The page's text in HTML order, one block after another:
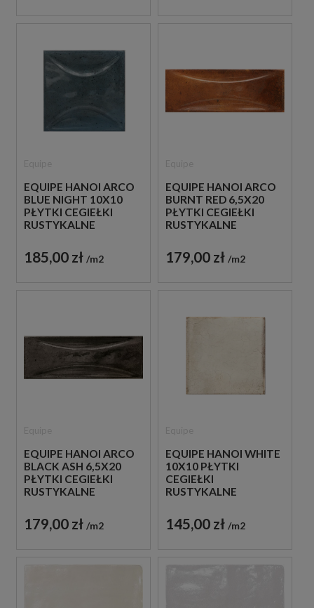
EQUIPE HANOI ARCO
BLUE NIGHT 10X10
PŁYTKI CEGIEŁKI
RUSTYKALNE
185,00 zł m2
EQUIPE HANOI ARCO
BURNT RED 6,5X20
PŁYTKI CEGIEŁKI
RUSTYKALNE
179,00 zł m2
EQUIPE HANOI ARCO
BLACK ASH 6,5X20
PŁYTKI CEGIEŁKI
RUSTYKALNE
179,00 zł m2
EQUIPE HANOI WHITE
10X10 PŁYTKI
CEGIEŁKI
RUSTYKALNE
145,00 zł m2